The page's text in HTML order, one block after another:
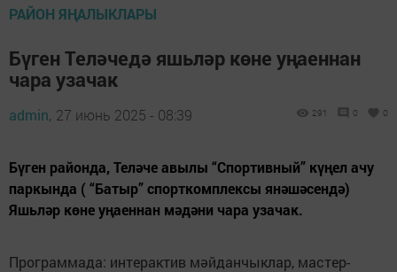
РАЙОН ЯҢАЛЫКЛАРЫ
Бүген Теләчедә яшьләр көне уңаеннан
чара узачак
admin, 27 июнь 2025 - 08:39 291 0 0
Бүген районда, Теләче авылы “Спортивный” күңел ачу
паркында ( “Батыр” спорткомплексы янәшәсендә)
Яшьләр көне уңаеннан мәдәни чара узачак.
Программада: интерактив мәйданчыклар, мастер-